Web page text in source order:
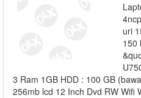
uri
150
3 Ram 1GB HDD : 100 GB
256mb lcd 12 Inch Dvd RW Wifi